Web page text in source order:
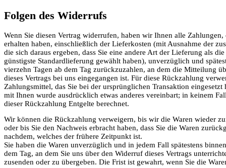
Folgen des Widerrufs
Wenn Sie diesen Vertrag widerrufen, haben wir Ihnen alle
erhalten haben, einschließlich der Lieferkosten (mit Ausnahme der
die sich daraus ergeben, dass Sie eine andere Art der Lieferung als
günstigste Standardlieferung gewählt haben), unverzüglich und
vierzehn Tagen ab dem Tag zurückzuzahlen, an dem die Mitteilung
dieses Vertrags bei uns eingegangen ist. Für diese Rückzahlung
Zahlungsmittel, das Sie bei der ursprünglichen Transaktion eingesetzt
mit Ihnen wurde ausdrücklich etwas anderes vereinbart; in keinem
dieser Rückzahlung Entgelte berechnet.
Wir können die Rückzahlung verweigern, bis wir die Waren wieder
oder bis Sie den Nachweis erbracht haben, dass Sie die Waren
nachdem, welches der frühere Zeitpunkt ist.
Sie haben die Waren unverzüglich und in jedem Fall spätestens
dem Tag, an dem Sie uns über den Widerruf dieses Vertrags
zusenden oder zu übergeben. Die Frist ist gewahrt, wenn Sie die